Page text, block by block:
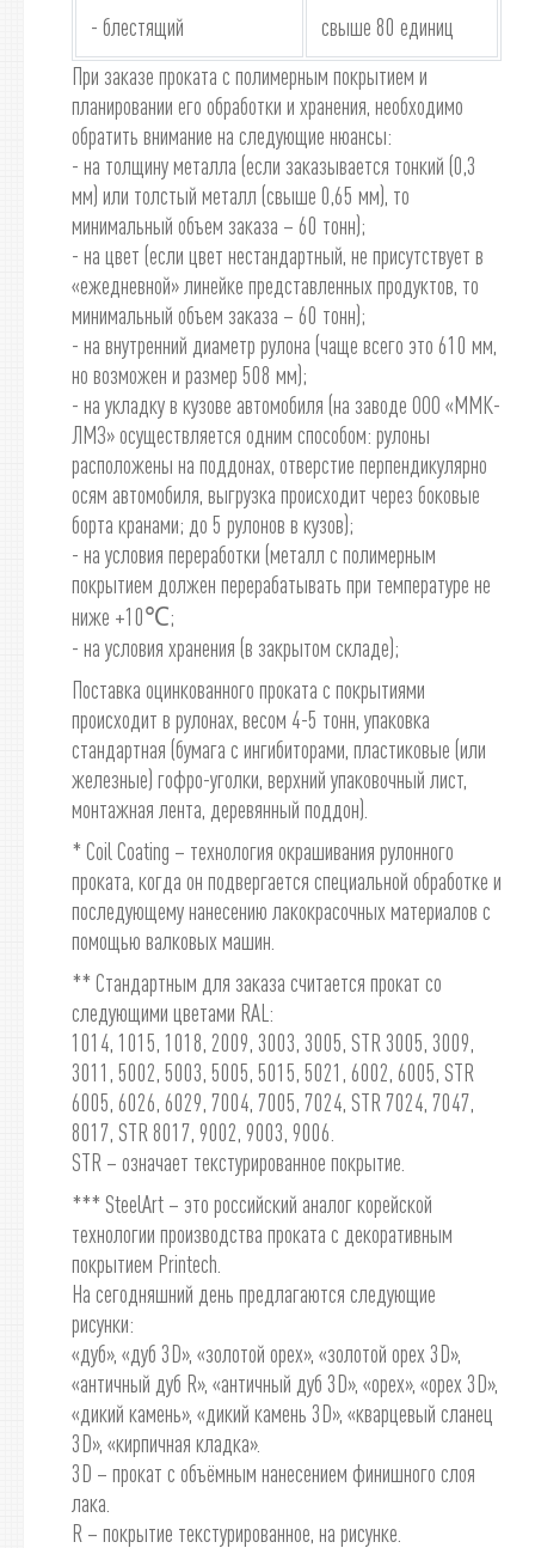
- блестящий
свыше 80 единиц
При заказе проката с полимерным покрытием и
планировании его обработки и хранения, необходимо
обратить внимание на следующие нюансы:
- на толщину металла (если заказывается тонкий (0,3
мм) или толстый металл (свыше 0,65 мм), то
минимальный объем заказа – 60 тонн);
- на цвет (если цвет нестандартный, не присутствует в
«ежедневной» линейке представленных продуктов, то
минимальный объем заказа – 60 тонн);
- на внутренний диаметр рулона (чаще всего это 610 мм,
но возможен и размер 508 мм);
- на укладку в кузове автомобиля (на заводе ООО «ММК-
ЛМЗ» осуществляется одним способом: рулоны
расположены на поддонах, отверстие перпендикулярно
осям автомобиля, выгрузка происходит через боковые
борта кранами; до 5 рулонов в кузов);
- на условия переработки (металл с полимерным
покрытием должен перерабатывать при температуре не
ниже +10℃;
- на условия хранения (в закрытом складе);
Поставка оцинкованного проката с покрытиями
происходит в рулонах, весом 4-5 тонн, упаковка
стандартная (бумага с ингибиторами, пластиковые (или
железные) гофро-уголки, верхний упаковочный лист,
монтажная лента, деревянный поддон).
* Coil Coating – технология окрашивания рулонного
проката, когда он подвергается специальной обработке и
последующему нанесению лакокрасочных материалов с
помощью валковых машин.
** Стандартным для заказа считается прокат со
следующими цветами RAL:
1014, 1015, 1018, 2009, 3003, 3005, STR 3005, 3009,
3011, 5002, 5003, 5005, 5015, 5021, 6002, 6005, STR
6005, 6026, 6029, 7004, 7005, 7024, STR 7024, 7047,
8017, STR 8017, 9002, 9003, 9006.
STR – означает текстурированное покрытие.
*** SteelArt – это российский аналог корейской
технологии производства проката с декоративным
покрытием Printech.
На сегодняшний день предлагаются следующие
рисунки:
«дуб», «дуб 3D», «золотой орех», «золотой орех 3D»,
«античный дуб R», «античный дуб 3D», «орех», «орех 3D»,
«дикий камень», «дикий камень 3D», «кварцевый сланец
3D», «кирпичная кладка».
3D – прокат с объёмным нанесением финишного слоя
лака.
R – покрытие текстурированное, на рисунке.